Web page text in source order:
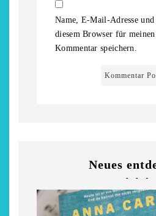
Neues
Name, E-Mail-Adresse
diesem Browser für meinen
Kommentar speichern.